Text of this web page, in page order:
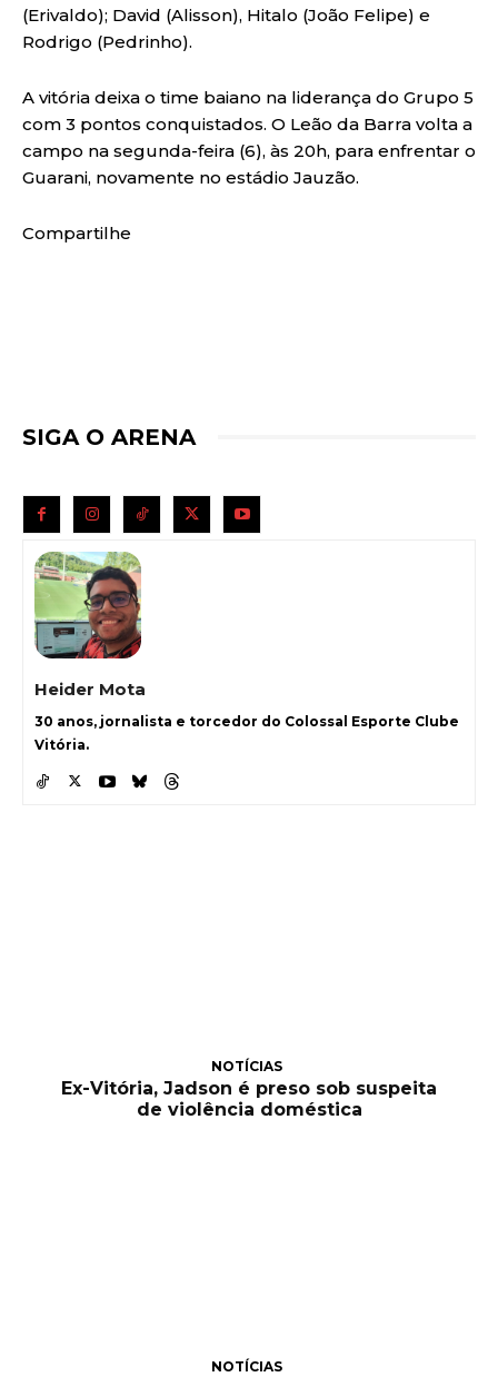
(Erivaldo); David (Alisson), Hitalo (João Felipe) e
Rodrigo (Pedrinho).
A vitória deixa o time baiano na liderança do Grupo 5
com 3 pontos conquistados. O Leão da Barra volta a
campo na segunda-feira (6), às 20h, para enfrentar o
Guarani, novamente no estádio Jauzão.
Compartilhe
SIGA O ARENA
Heider Mota
30 anos, jornalista e torcedor do Colossal Esporte Clube
Vitória.
NOTÍCIAS
Ex-Vitória, Jadson é preso sob suspeita
de violência doméstica
NOTÍCIAS